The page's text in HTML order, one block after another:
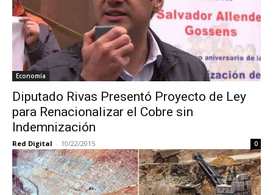
Economía
Diputado Rivas Presentó Proyecto de Ley
para Renacionalizar el Cobre sin
Indemnización
Red Digital - 10/22/2015 0